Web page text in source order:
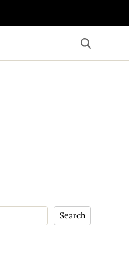
Search